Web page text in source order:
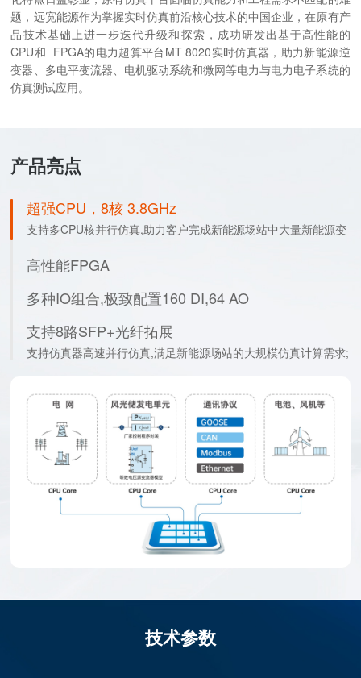
题，远宽能源作为掌握实时仿真前沿核心技术的中国企业，在原有产
品技术基础上进一步迭代升级和探索，成功研发出基于高性能的
CPU和 FPGA的电力超算平台MT 8020实时仿真器，助力新能源逆
变器、多电平变流器、电机驱动系统和微网等电力与电力电子系统的
仿真测试应用。
产品亮点
超强CPU，8核 3.8GHz
支持多CPU核并行仿真,助力客户完成新能源场站中大量新能源变
支持8路SFP+光纤拓展
技术参数